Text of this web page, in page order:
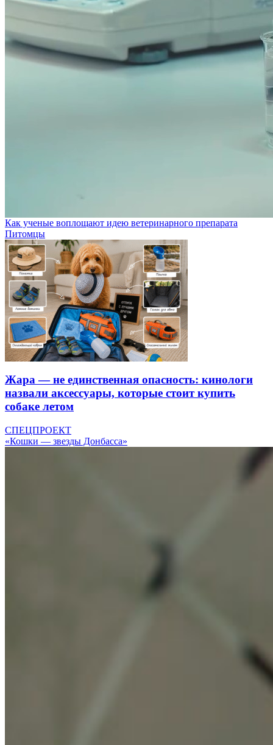
Как ученые воплощают идею ветеринарного препарата
Питомцы
Жара — не единственная опасность: кинологи
назвали аксессуары, которые стоит купить
собаке летом
СПЕЦПРОЕКТ
«Кошки — звезды Донбасса»